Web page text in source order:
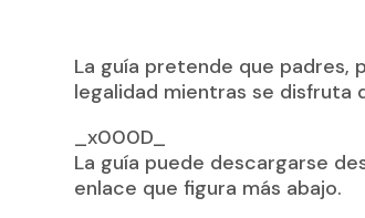
La guía pretende que padres,
legalidad mientras se
_x000D_
La guía puede descargarse
enlace que figura más abajo.